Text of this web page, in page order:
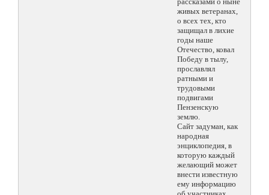
живых ветеранах,
о всех тех, кто
защищал в лихие
годы наше
Отечество, ковал
Победу в тылу,
прославлял
ратными и
трудовыми
подвигами
Пензенскую
землю.
Сайт задуман, как
народная
энциклопедия, в
которую каждый
желающий может
внести известную
ему информацию